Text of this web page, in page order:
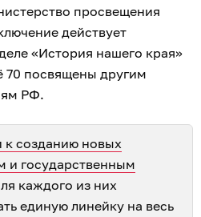
просвещения
действует
«История нашего края»
70 посвящены другим
РФ.
к созданию новых
и государственным
каждого из них
единую линейку на весь